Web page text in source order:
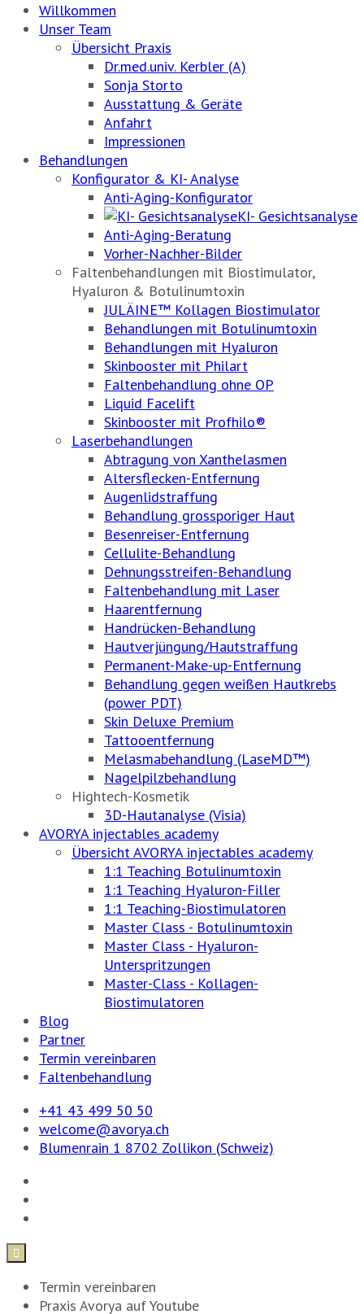
Willkommen
Unser Team
Übersicht Praxis
Dr.med.univ. Kerbler (A)
Sonja Storto
Ausstattung & Geräte
Anfahrt
Impressionen
Behandlungen
Konfigurator & KI- Analyse
Anti-Aging-Konfigurator
KI- Gesichtsanalyse
Anti-Aging-Beratung
Vorher-Nachher-Bilder
Faltenbehandlungen mit Biostimulator,
Hyaluron & Botulinumtoxin
JULÄINE™ Kollagen Biostimulator
Behandlungen mit Botulinumtoxin
Behandlungen mit Hyaluron
Skinbooster mit Philart
Faltenbehandlung ohne OP
Liquid Facelift
Skinbooster mit Profhilo®
Laserbehandlungen
Abtragung von Xanthelasmen
Altersflecken-Entfernung
Augenlidstraffung
Behandlung grossporiger Haut
Besenreiser-Entfernung
Cellulite-Behandlung
Dehnungsstreifen-Behandlung
Faltenbehandlung mit Laser
Haarentfernung
Handrücken-Behandlung
Hautverjüngung/Hautstraffung
Permanent-Make-up-Entfernung
Behandlung gegen weißen Hautkrebs
(power PDT)
Skin Deluxe Premium
Tattooentfernung
Melasmabehandlung (LaseMD™)
Nagelpilzbehandlung
Hightech-Kosmetik
3D-Hautanalyse (Visia)
AVORYA injectables academy
Übersicht AVORYA injectables academy
1:1 Teaching Botulinumtoxin
1:1 Teaching Hyaluron-Filler
1:1 Teaching-Biostimulatoren
Master Class - Botulinumtoxin
Master Class - Hyaluron-
Unterspritzungen
Master-Class - Kollagen-
Biostimulatoren
Blog
Partner
Termin vereinbaren
Faltenbehandlung
+41 43 499 50 50
welcome@avorya.ch
Blumenrain 1 8702 Zollikon (Schweiz)

Termin vereinbaren
Praxis Avorya auf Youtube